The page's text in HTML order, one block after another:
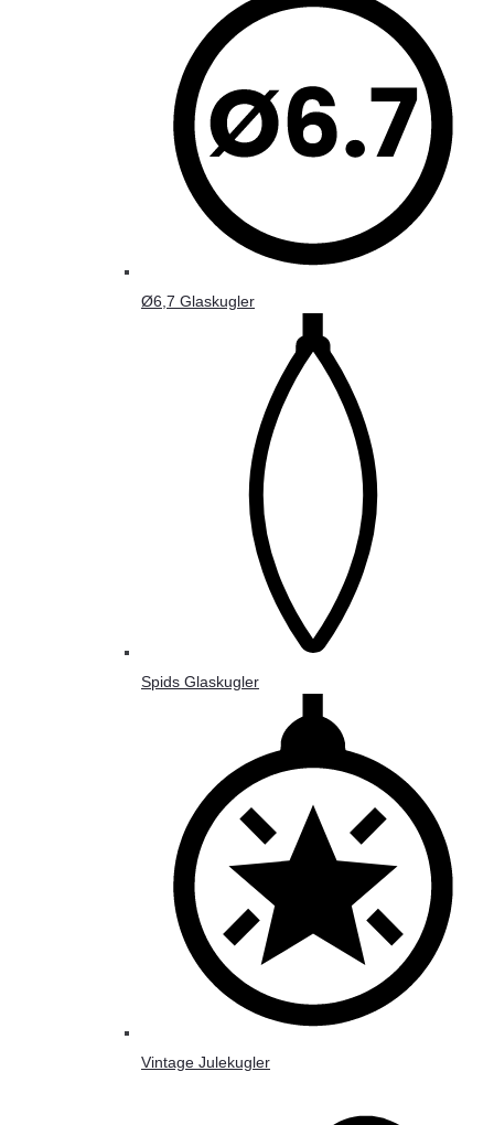
Ø6,7 Glaskugler
Spids Glaskugler
Vintage Julekugler